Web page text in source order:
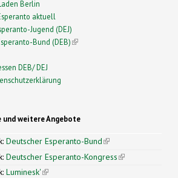
Berlin
aktuell
Jugend (DEJ)
Bund (DEB)(link is external)
DEB/ DEJ
und weitere Angebote
Deutscher Esperanto-Bund(link is
external)
Deutscher Esperanto-Kongress(link is
Luminesk'(link is external)